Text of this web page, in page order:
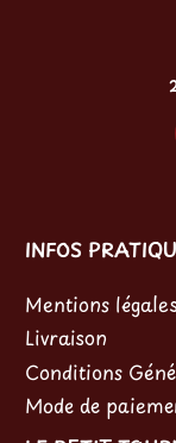
INFOS
Mentions légales
Livraison
Conditions
Mode de